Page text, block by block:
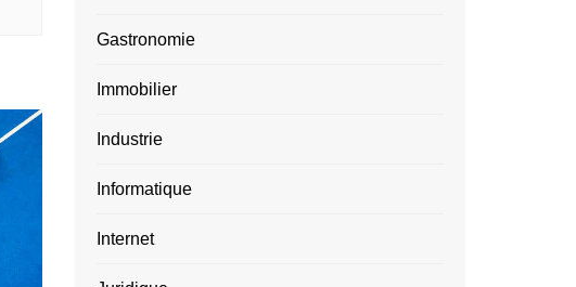
Gastronomie
Immobilier
Industrie
Informatique
Internet